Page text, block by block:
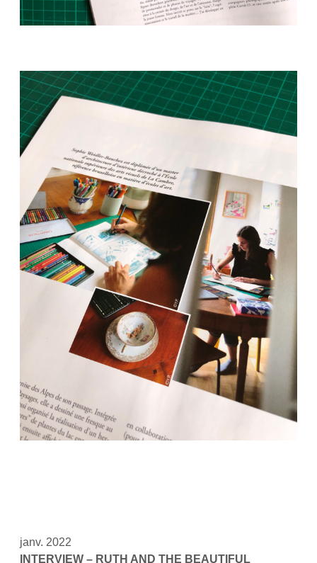
janv. 2022
INTERVIEW – RUTH AND THE BEAUTIFUL